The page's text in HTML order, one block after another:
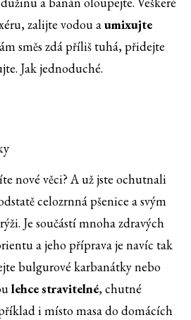
zalijte vodou aumixujte
směs zdá příliš tuhá, přidejte
Jak jednoduché.
nové věci? A už jste ochutnali
celozrnná pšenice a svým
Je součástí mnoha zdravých
a jeho příprava je navíc tak
bulgurové karbanátky nebo
lehce stravitelné, chutné
i místo masa do domácích